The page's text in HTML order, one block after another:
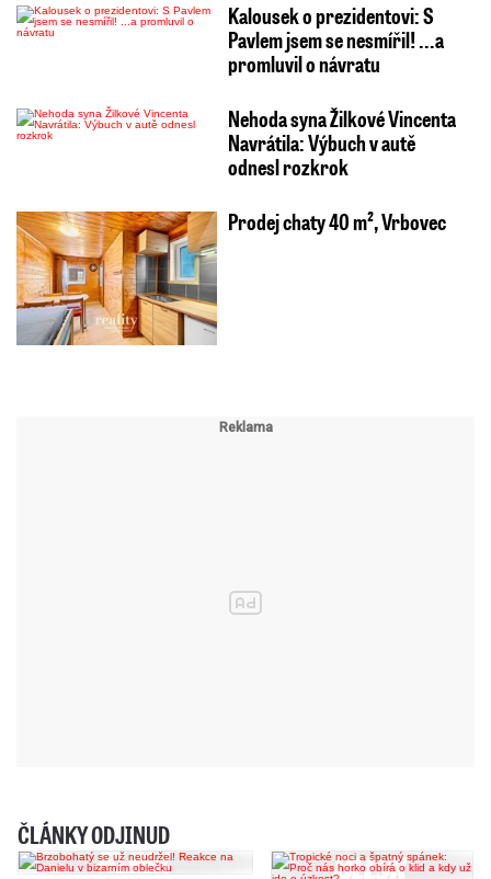
Kalousek o prezidentovi: S
Pavlem jsem se nesmířil! ...a
promluvil o návratu
Nehoda syna Žilkové Vincenta
Navrátila: Výbuch v autě
odnesl rozkrok
Prodej chaty 40 m², Vrbovec
ČLÁNKY ODJINUD